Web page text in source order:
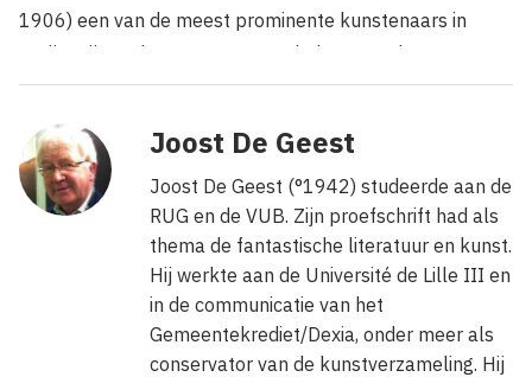
1906) een van de meest prominente kunstenaars in
Parijs. Hij werd vergeten en een halve eeuw later
herontdekt door de kunsthandel. De retrospectieve in de
KMSKB in Brussel (nog tot 23 augustus 2009) en het
Van Gogh museum in Amsterdam (van 18 september
2009 tot 24 januari 2010) brengt een revelatie. Bij de
tentoonstelling publiceert het Mercatorfonds, in co-editie
met de beide musea, een monografie met bijdragen van
Belgische, Nederlandse en Franse specialisten.
Vanaf 1880 nam Stevens er deel aan alle belangrijke
Joost De Geest
Joost De Geest (°1942) studeerde aan de
RUG en de VUB. Zijn proefschrift had als
thema de fantastische literatuur en kunst.
Hij werkte aan de Université de Lille III en
in de communicatie van het
Gemeentekrediet/Dexia, onder meer als
conservator van de kunstverzameling. Hij